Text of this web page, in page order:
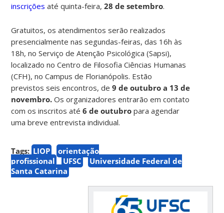
inscrições até quinta-feira,28 de setembro.
Gratuitos, os atendimentos serão realizados
presencialmente nas segundas-feiras, das 16h às
18h, no Serviço de Atenção Psicológica (Sapsi),
localizado no Centro de Filosofia Ciências Humanas
(CFH), no Campus de Florianópolis. Estão
previstosseis encontros, de9 de outubro a 13 de
novembro.Os organizadores entrarão em contato
com os inscritos até6 de outubropara agendar
uma breve entrevista individual.
Tags: LIOP
orientação
profissional
UFSC
Universidade Federal de
Santa Catarina